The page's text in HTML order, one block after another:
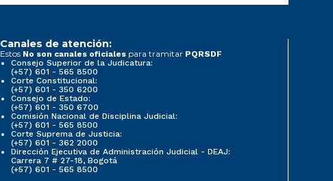
Canales de atención:
Estos No son canales oficiales para tramitar PQRSDF
Consejo Superior de la Judicatura:
(+57) 601 - 565 8500
Corte Constitucional:
(+57) 601 - 350 6200
Consejo de Estado:
(+57) 601 - 350 6700
Comisión Nacional de Disciplina Judicial:
(+57) 601 - 565 8500
Corte Suprema de Justicia:
(+57) 601 - 362 2000
Dirección Ejecutiva de Administración Judicial - DEAJ:
Carrera 7 # 27-18, Bogotá
(+57) 601 - 565 8500